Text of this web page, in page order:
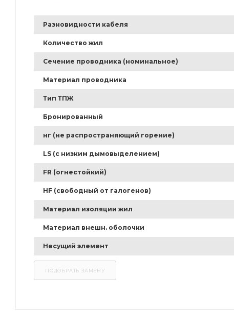
Разновидности кабеля
Количество жил
Сечение проводника (номинальное)
Материал проводника
Тип ТПЖ
Бронированный
нг (не распространяющий горение)
LS (с низким дымовыделением)
FR (огнестойкий)
HF (свободный от галогенов)
Материал изоляции жил
Материал внешн. оболочки
Несущий элемент